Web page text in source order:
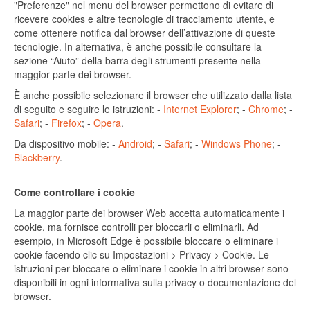
"Preferenze" nel menu del browser permettono di evitare di
ricevere cookies e altre tecnologie di tracciamento utente, e
come ottenere notifica dal browser dell’attivazione di queste
tecnologie. In alternativa, è anche possibile consultare la
sezione “Aiuto” della barra degli strumenti presente nella
maggior parte dei browser.
È anche possibile selezionare il browser che utilizzato dalla lista
di seguito e seguire le istruzioni: - Internet Explorer; - Chrome; -
Safari; - Firefox; - Opera.
Da dispositivo mobile: - Android; - Safari; - Windows Phone; -
Blackberry.
Come controllare i cookie
La maggior parte dei browser Web accetta automaticamente i
cookie, ma fornisce controlli per bloccarli o eliminarli. Ad
esempio, in Microsoft Edge è possibile bloccare o eliminare i
cookie facendo clic su Impostazioni > Privacy > Cookie. Le
istruzioni per bloccare o eliminare i cookie in altri browser sono
disponibili in ogni informativa sulla privacy o documentazione del
browser.